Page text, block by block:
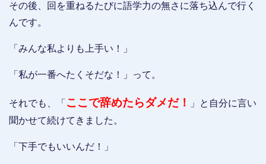
その後、回を重ねるたびに語学力の無さに落ち込んで行く
んです。
「みんな私よりも上手い！」
「私が一番へたくそだな！」って。
それでも、「 ここで辞めたらダメだ！
」と自分に言い
聞かせて続けてきました。
「下手でもいいんだ！」